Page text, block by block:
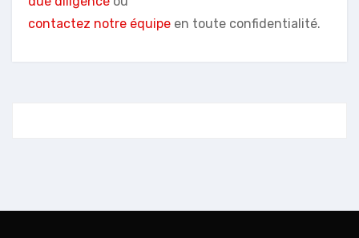
contactez notre équipe en toute confidentialité.